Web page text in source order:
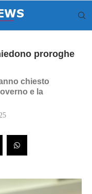
proroghe
chiesto
e la